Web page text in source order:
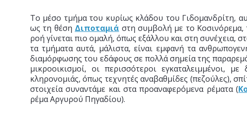
Το μέσο τμήμα του κυρίως κλάδου του Γιδομανδρίτη,
ως τη θέση Διποταμιά στη συμβολή με το Κοσινόρεμα,
ροή γίνεται πιο ομαλή, όπως εξάλλου και στη συνέχεια,
τα τμήματα αυτά, μάλιστα, είναι εμφανή τα
διαμόρφωσης του εδάφους σε πολλά σημεία της
μικροοικισμοί, οι περισσότεροι εγκαταλειμμένοι,
κληρονομιάς, όπως τεχνητές αναβαθμίδες (πεζούλες),
στοιχεία συναντάμε και στα προαναφερόμενα ρέματα (
ρέμα Αργυρού Πηγαδίου).